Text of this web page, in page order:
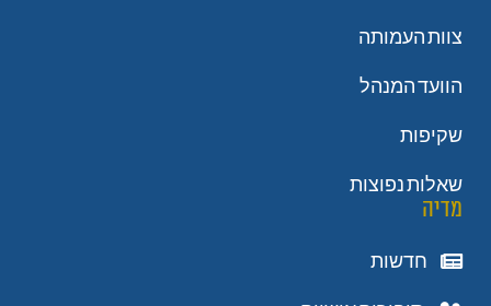
צוות העמותה
הוועד המנהל
שקיפות
שאלות נפוצות
מדיה
חדשות